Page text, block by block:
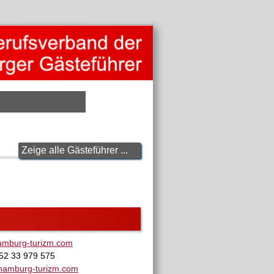
Zeige alle Gästeführer ...
turizm.com
33 979 575
turizm.com